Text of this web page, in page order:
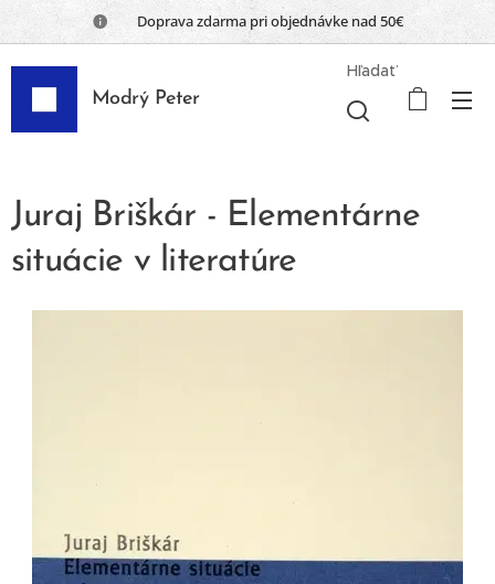
📦 Doprava zdarma pri objednávke nad 50€
Modrý Peter
Hľadať
Juraj Briškár - Elementárne
situácie v literatúre